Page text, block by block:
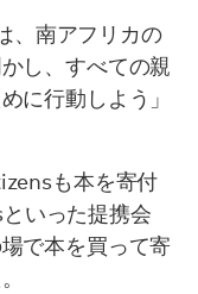
、南アフリカの
し、すべての親
に行動しよう」
も本を寄付
いった提携会
で本を買って寄